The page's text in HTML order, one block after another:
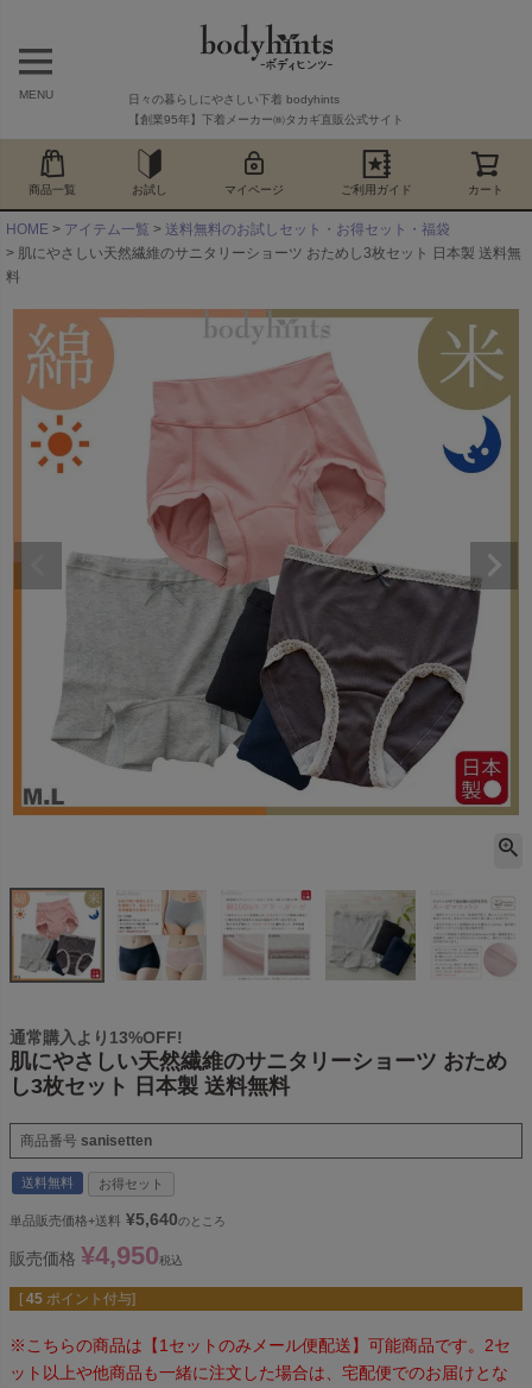
MENU
日々の暮らしにやさしい下着 bodyhints
【創業95年】下着メーカー㈱タカギ直販公式サイト
商品一覧 お試し マイページ ご利用ガイド カート
HOME アイテム一覧
送料無料のお試しセット・お得セット・福袋
肌にやさしい天然繊維のサニタリーショーツ おためし3枚セット 日本製 送料無
料
通常購入より13%OFF!
肌にやさしい天然繊維のサニタリーショーツ おため
し3枚セット 日本製 送料無料
商品番号 sanisetten
送料無料 お得セット
単品販売価格+送料 ¥5,640のところ
販売価格 ¥4,950税込
[ 45 ポイント付与]
※こちらの商品は【1セットのみメール便配送】可能商品です。2セ
ット以上や他商品も一緒に注文した場合は、宅配便でのお届けとな